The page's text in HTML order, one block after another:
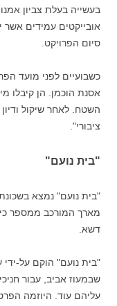
בעשייה בעלת צביון
אובייקטים עמידים אשר
סיום הפרויקט.
אסנת הוכמן. הן קיבלו
השטח. לאחר שיקול
ציבורי".
"בית נועם"
"בית נועם" נמצא
מארך המורכב ממספר
דשא.
"בית נועם" הוקם על-ידי
שבמעוז אביב, עבור
עליהם עוד. היוזמה